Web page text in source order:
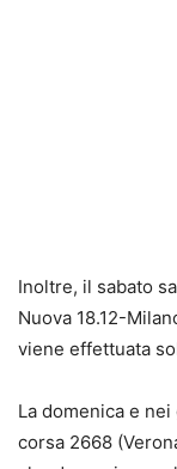
Inoltre, il sabato
Nuova 18.12-
viene effettuata
La domenica e
corsa 2668